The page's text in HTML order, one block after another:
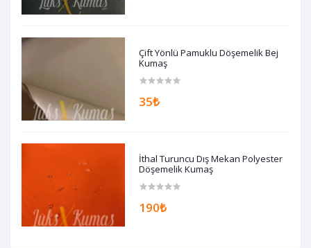
Çift Yönlü Pamuklu Döşemelik Bej
Kumaş
35₺
İthal Turuncu Dış Mekan Polyester
Döşemelik Kumaş
190₺